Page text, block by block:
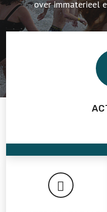
over immaterieel